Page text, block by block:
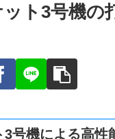
ト3号機の
号機による高